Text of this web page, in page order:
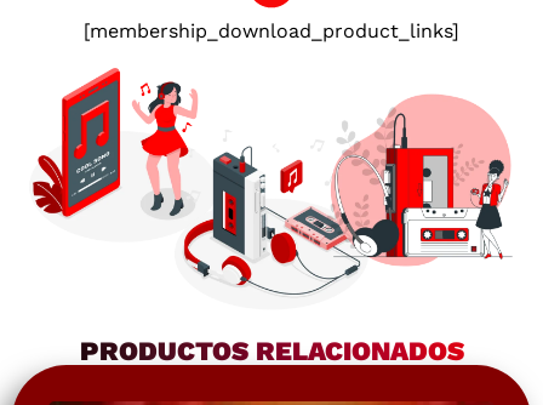
[membership_download_product_links]
PRODUCTOS RELACIONADOS